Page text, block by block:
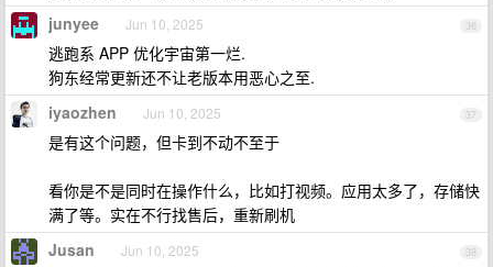
36
junyee Jun 10, 2025
逃跑系 APP 优化宇宙第一烂.
狗东经常更新还不让老版本用恶心之至.
37
iyaozhen Jun 10, 2025
是有这个问题，但卡到不动不至于
看你是不是同时在操作什么，比如打视频。应用太多了，存储快
满了等。实在不行找售后，重新刷机
38
Jusan Jun 10, 2025